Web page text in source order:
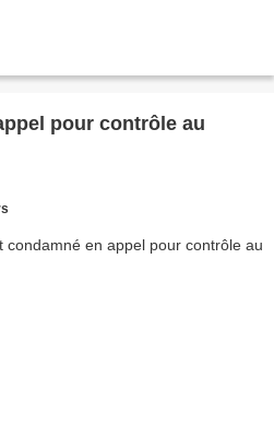
pour contrôle au